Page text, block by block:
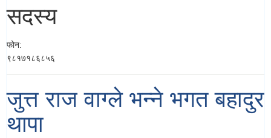
सदस्य
फोन:
९८१७१८६८५६
जुत्त राज वाग्ले भन्ने भगत बहादुर
थापा